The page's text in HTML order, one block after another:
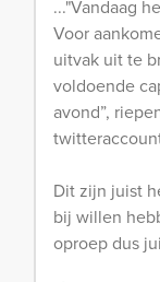
..."Vandaag
Voor
uitvak uit te
voldoende
avond”,
Dit zijn juist
bij willen
oproep dus